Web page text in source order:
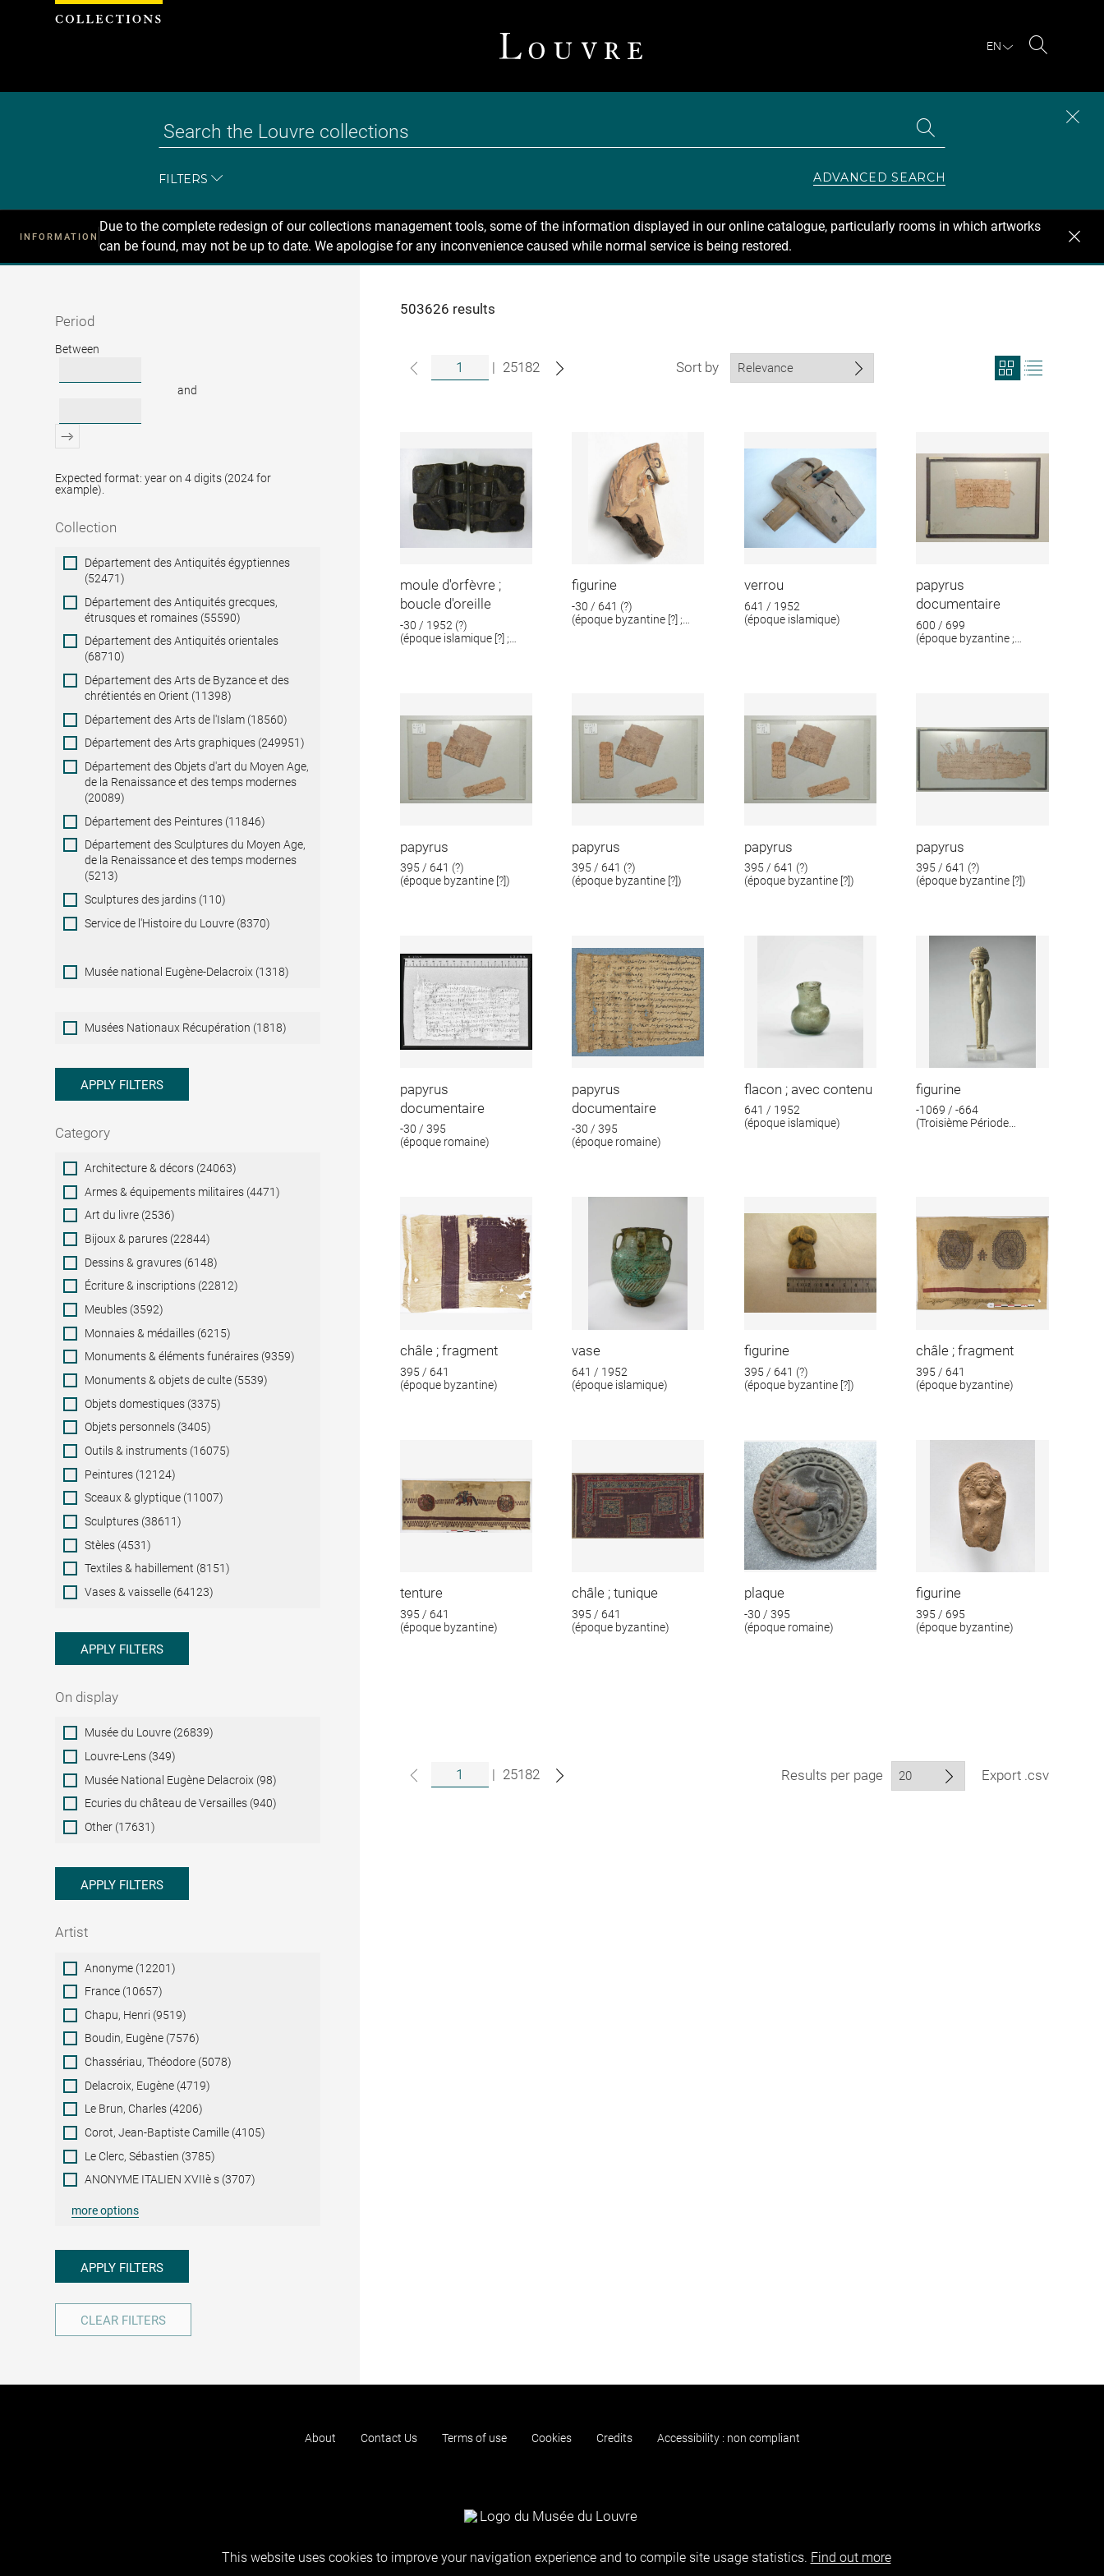
EN
FILTERS ADVANCED SEARCH
INFORMATION
Due to the complete redesign of our collections management tools, some of the information displayed in our online catalogue, particularly rooms in which artworks
can be found, may not be up to date. We apologise for any inconvenience caused while normal service is being restored.
Recherche
Period
Period
Between
and
Expected format: year on 4 digits (2024 for
example).
Collection
Collection
Département des Antiquités égyptiennes
(52471)
Département des Antiquités grecques,
étrusques et romaines (55590)
Département des Antiquités orientales
(68710)
Département des Arts de Byzance et des
chrétientés en Orient (11398)
Département des Arts de l'Islam (18560)
Département des Arts graphiques (249951)
Département des Objets d'art du Moyen Age,
de la Renaissance et des temps modernes
(20089)
Département des Peintures (11846)
Département des Sculptures du Moyen Age,
de la Renaissance et des temps modernes
(5213)
Sculptures des jardins (110)
Service de l'Histoire du Louvre (8370)
Musée national Eugène-Delacroix (1318)
Musées
Nationaux
Musées Nationaux Récupération (1818)
APPLY FILTERS
Category
Category
Architecture & décors (24063)
Armes & équipements militaires (4471)
Art du livre (2536)
Bijoux & parures (22844)
Dessins & gravures (6148)
Écriture & inscriptions (22812)
Meubles (3592)
Monnaies & médailles (6215)
Monuments & éléments funéraires (9359)
Monuments & objets de culte (5539)
Objets domestiques (3375)
Objets personnels (3405)
Outils & instruments (16075)
Peintures (12124)
Sceaux & glyptique (11007)
Sculptures (38611)
Stèles (4531)
Textiles & habillement (8151)
Vases & vaisselle (64123)
APPLY FILTERS
On display
On
display
Musée du Louvre (26839)
Louvre-Lens (349)
Musée National Eugène Delacroix (98)
Ecuries du château de Versailles (940)
Other (17631)
APPLY FILTERS
Artist
ArtistAnonyme (12201)
France (10657)
Chapu, Henri (9519)
Boudin, Eugène (7576)
Chassériau, Théodore (5078)
Delacroix, Eugène (4719)
Le Brun, Charles (4206)
Corot, Jean-Baptiste Camille (4105)
Le Clerc, Sébastien (3785)
ANONYME ITALIEN XVIIè s (3707)
more options
APPLY FILTERS
CLEAR FILTERS
503626 results
| 25182 Sort by
View
search
moule d'orfèvre ;
boucle d'oreille
-30 / 1952 (?)
(époque islamique [?] ;
figurine
-30 / 641 (?)
(époque byzantine [?] ;
verrou
641 / 1952
(époque islamique)
papyrus
documentaire
600 / 699
(époque byzantine ;
papyrus
395 / 641 (?)
(époque byzantine [?])
papyrus
395 / 641 (?)
(époque byzantine [?])
papyrus
395 / 641 (?)
(époque byzantine [?])
papyrus
395 / 641 (?)
(époque byzantine [?])
papyrus
documentaire
-30 / 395
(époque romaine)
papyrus
documentaire
-30 / 395
(époque romaine)
flacon ; avec contenu
641 / 1952
(époque islamique)
figurine
-1069 / -664
(Troisième Période
châle ; fragment
395 / 641
(époque byzantine)
vase
641 / 1952
(époque islamique)
figurine
395 / 641 (?)
(époque byzantine [?])
châle ; fragment
395 / 641
(époque byzantine)
tenture
395 / 641
(époque byzantine)
châle ; tunique
395 / 641
(époque byzantine)
plaque
-30 / 395
(époque romaine)
figurine
395 / 695
(époque byzantine)
| 25182 Results per page Export .csv
About Contact Us Terms of use Cookies Credits Accessibility : non compliant
Cookies management panel
This website uses cookies to improve your navigation experience and to compile site usage statistics. Find out more